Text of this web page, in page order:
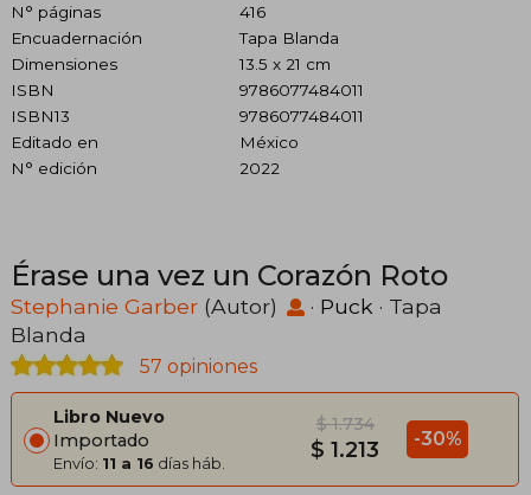
N° páginas
416
Encuadernación
Tapa Blanda
Dimensiones
13.5 x 21 cm
ISBN
9786077484011
ISBN13
9786077484011
Editado en
México
N° edición
2022
Érase una vez un Corazón Roto
Stephanie Garber (Autor) · Puck · Tapa
Blanda
57 opiniones
Libro Nuevo
Importado
Envío: 11 a 16 días háb.
$ 1.734
$ 1.213 -30%